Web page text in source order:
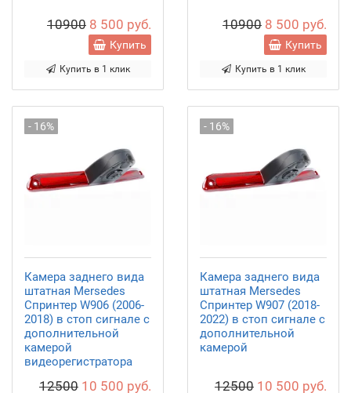
10900 8 500 руб.
Купить
Купить в 1 клик
10900 8 500 руб.
Купить
Купить в 1 клик
- 16%
Камера заднего вида
штатная Mersedes
Спринтер W906 (2006-
2018) в стоп сигнале с
дополнительной
камерой
видеорегистратора
12500 10 500 руб.
- 16%
Камера заднего вида
штатная Mersedes
Спринтер W907 (2018-
2022) в стоп сигнале с
дополнительной
камерой
12500 10 500 руб.